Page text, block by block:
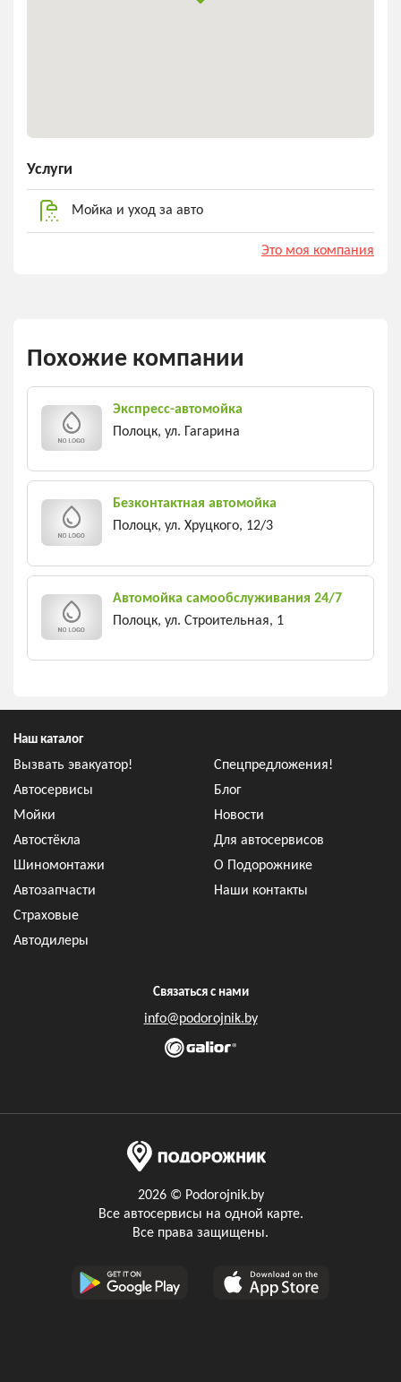
Услуги
Мойка и уход за авто
Это моя компания
Похожие компании
Экспресс-автомойка
Полоцк, ул. Гагарина
Безконтактная автомойка
Полоцк, ул. Хруцкого, 12/3
Автомойка самообслуживания 24/7
Полоцк, ул. Строительная, 1
2026 © Podorojnik.by
Все автосервисы на одной карте.
Все права защищены.
Наш каталог
Вызвать эвакуатор!
Автосервисы
Мойки
Автостёкла
Шиномонтажи
Автозапчасти
Страховые
Автодилеры
Спецпредложения!
Блог
Новости
Для автосервисов
О Подорожнике
Наши контакты
Связаться с нами
info@podorojnik.by